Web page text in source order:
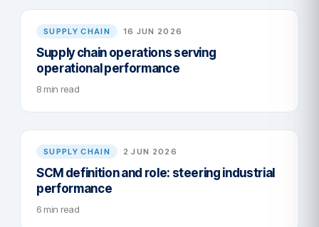
SUPPLY CHAIN 16 JUN 2026
Supply chain operations serving
operational performance
8 min read
SUPPLY CHAIN 2 JUN 2026
SCM definition and role: steering industrial
performance
6 min read